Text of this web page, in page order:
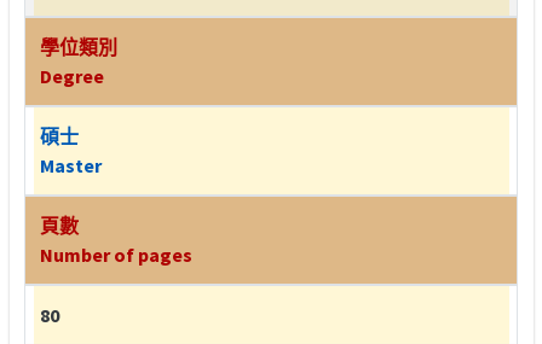
學位類別
Degree
碩士
Master
頁數
Number of pages
80